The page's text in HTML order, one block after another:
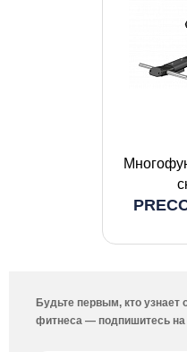
Будьте первым, кто узнает
фитнеса — подпишитесь